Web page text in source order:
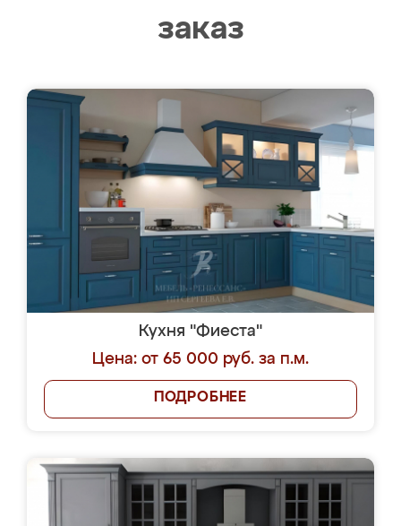
заказ
Кухня "Фиеста"
Цена: от 65 000 руб. за п.м.
ПОДРОБНЕЕ